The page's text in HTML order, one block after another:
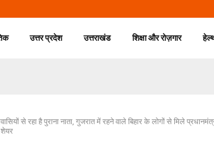
उत्तर प्रदेश उत्तराखंड शिक्षा और रोज़गार
से रहा है पुराना नाता, गुजरात में रहने वाले बिहार के लोगों से मिले
शेयर